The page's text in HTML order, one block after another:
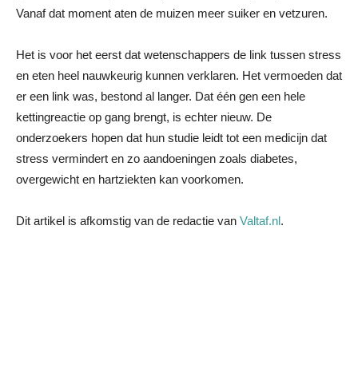
Vanaf dat moment aten de muizen meer suiker en vetzuren.
Het is voor het eerst dat wetenschappers de link tussen stress
en eten heel nauwkeurig kunnen verklaren. Het vermoeden dat
er een link was, bestond al langer. Dat één gen een hele
kettingreactie op gang brengt, is echter nieuw. De
onderzoekers hopen dat hun studie leidt tot een medicijn dat
stress vermindert en zo aandoeningen zoals diabetes,
overgewicht en hartziekten kan voorkomen.
Dit artikel is afkomstig van de redactie van Valtaf.nl.